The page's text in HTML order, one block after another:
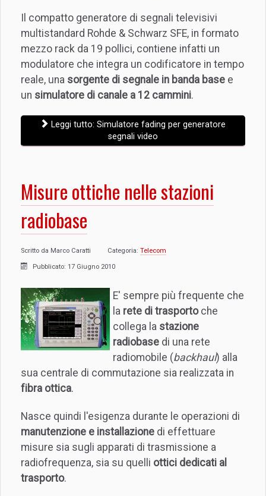
Il compatto generatore di segnali televisivi
multistandard Rohde & Schwarz SFE, in formato
mezzo rack da 19 pollici, contiene infatti un
modulatore che integra un codificatore in tempo
reale, una sorgente di segnale in banda base e
un simulatore di canale a 12 cammini.
Leggi tutto: Simulatore fading per generatore
segnali video
Misure ottiche nelle stazioni
radiobase
Scritto da Marco Caratti Categoria: Telecom
Pubblicato: 17 Giugno 2010
E' sempre più frequente che
la rete di trasportoche
collega la stazione
radiobase di una rete
radiomobile (backhaul) alla
sua centrale di commutazione sia realizzata in
fibra ottica.
Nasce quindi l'esigenza durante le operazioni di
manutenzione e installazione di effettuare
misure sia sugli apparati di trasmissione a
radiofrequenza, sia su quelli ottici dedicati al
trasporto.